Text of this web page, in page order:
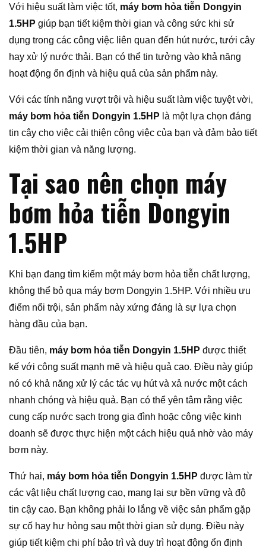
Với hiệu suất làm việc tốt, máy bơm hỏa tiễn Dongyin
1.5HP giúp bạn tiết kiệm thời gian và công sức khi sử
dụng trong các công việc liên quan đến hút nước, tưới cây
hay xử lý nước thải. Bạn có thể tin tưởng vào khả năng
hoạt động ổn định và hiệu quả của sản phẩm này.
Với các tính năng vượt trội và hiệu suất làm việc tuyệt vời,
máy bơm hỏa tiễn Dongyin 1.5HP là một lựa chọn đáng
tin cậy cho việc cải thiện công việc của bạn và đảm bảo tiết
kiệm thời gian và năng lượng.
Tại sao nên chọn máy
bơm hỏa tiễn Dongyin
1.5HP
Khi bạn đang tìm kiếm một máy bơm hỏa tiễn chất lượng,
không thể bỏ qua máy bơm Dongyin 1.5HP. Với nhiều ưu
điểm nổi trội, sản phẩm này xứng đáng là sự lựa chọn
hàng đầu của bạn.
Đầu tiên, máy bơm hỏa tiễn Dongyin 1.5HP được thiết
kế với công suất mạnh mẽ và hiệu quả cao. Điều này giúp
nó có khả năng xử lý các tác vụ hút và xả nước một cách
nhanh chóng và hiệu quả. Bạn có thể yên tâm rằng việc
cung cấp nước sạch trong gia đình hoặc công việc kinh
doanh sẽ được thực hiện một cách hiệu quả nhờ vào máy
bơm này.
Thứ hai, máy bơm hỏa tiễn Dongyin 1.5HP được làm từ
các vật liệu chất lượng cao, mang lại sự bền vững và độ
tin cậy cao. Bạn không phải lo lắng về việc sản phẩm gặp
sự cố hay hư hỏng sau một thời gian sử dụng. Điều này
giúp tiết kiệm chi phí bảo trì và duy trì hoạt động ổn định